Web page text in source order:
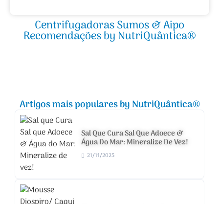
Centrifugadoras Sumos & Aipo
Recomendações by NutriQuântica®
Artigos mais populares by NutriQuântica®
Sal Que Cura Sal Que Adoece &
Água Do Mar: Mineralize De Vez!
21/11/2025